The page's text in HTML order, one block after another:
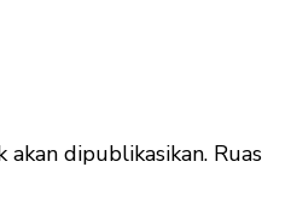
dipublikasikan. Ruas